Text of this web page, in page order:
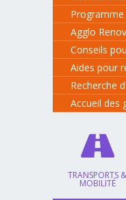
Agglo Renov
Conseils
Aides pour
Recherche
Accueil des
TRANSPORTS &
MOBILITÉ